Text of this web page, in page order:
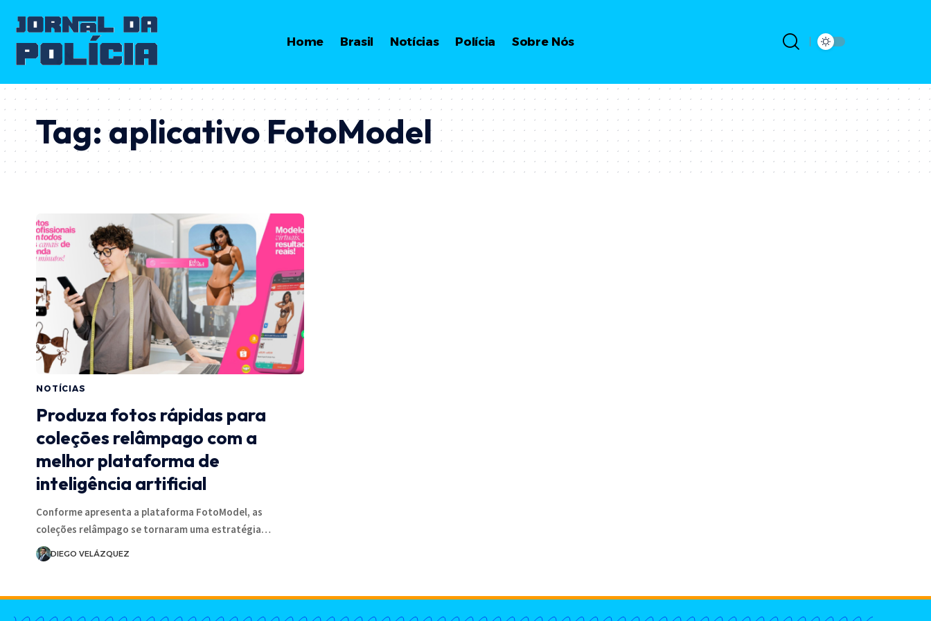
Home Brasil Notícias Polícia Sobre Nós
Tag:aplicativo FotoModel
NOTÍCIAS
Produza fotos rápidas para
coleções relâmpago com a
melhor plataforma de
inteligência artificial
Conforme apresenta a plataforma FotoModel, as
coleções relâmpago se tornaram uma estratégia…
DIEGO VELÁZQUEZ